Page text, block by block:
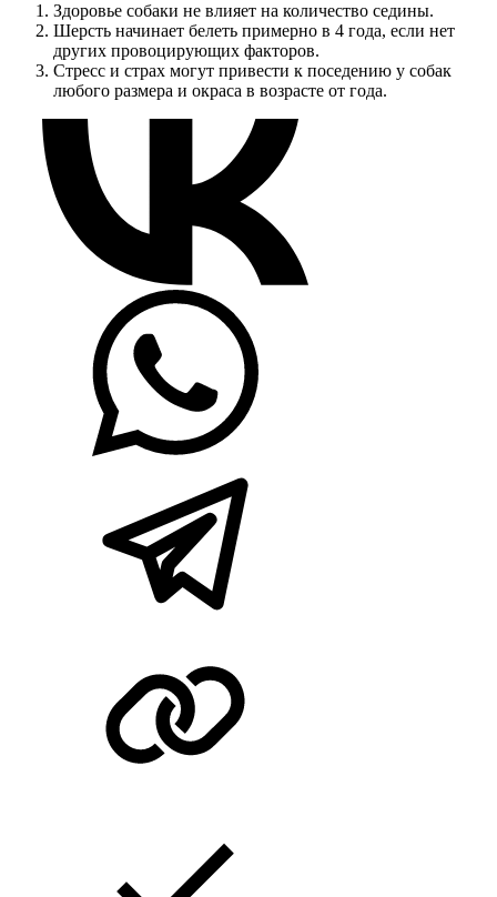
Здоровье собаки не влияет на количество седины.
Шерсть начинает белеть примерно в 4 года, если нет
других провоцирующих факторов.
Стресс и страх могут привести к поседению у собак
любого размера и окраса в возрасте от года.